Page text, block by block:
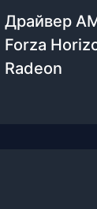
Драйвер
Forza
Radeon